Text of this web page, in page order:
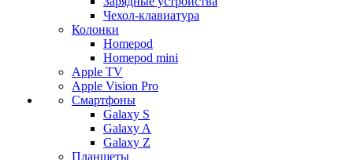
Чехол-клавиатура
Колонки
Homepod
Homepod mini
Apple TV
Apple Vision Pro
Смартфоны
Galaxy S
Galaxy A
Galaxy Z
Планшеты